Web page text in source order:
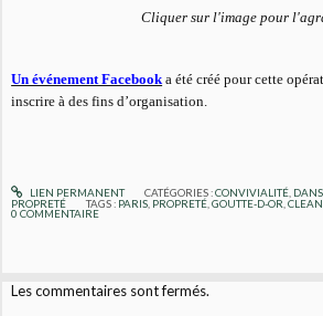
Cliquer sur l'image pour
Un événement Facebook a été créé pour cette
inscrire à des fins d’organisation.
LIEN PERMANENT CATÉGORIES :CONVIVIALITÉ,
PROPRETÉ
TAGS : PARIS PROPRETÉ ,GOUTTE-D-OR ,
0 COMMENTAIRE
Les commentaires sont fermés.